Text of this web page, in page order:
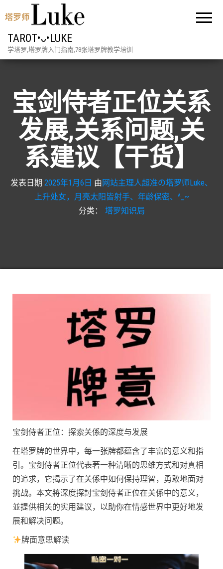
TAROT•ᴗ•LUKE
学塔罗,塔罗牌入门指南,78张塔罗牌教学培训
宝剑侍者正位关系
发展,关系问题,关
系建议【干货】
发表日期 2025年1月6日 由网站主理人超准の塔罗师Luke、
上升处女，月亮太阳皆射手、年龄保密、^_~
分类：
塔罗知识局
宝剑侍者正位：探索关係的深度与发展
在塔罗牌的世界中，每一张牌都蕴含了丰富的意义和指
引。宝剑侍者正位代表著一种清晰的思维方式和对真相
的追求，它揭示了在关係中如何保持理智，勇敢地面对
挑战。本文將深度探討宝剑侍者正位在关係中的意义，
並提供相关的实用建议，以助你在情感世界中更好地发
展和解决问题。
牌面意思解读